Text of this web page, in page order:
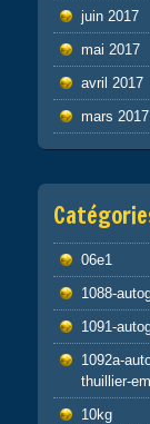
juin 2017
mai 2017
avril 2017
mars 2017
06e1
1088-
1091-
1092a-
thuillier-
10kg